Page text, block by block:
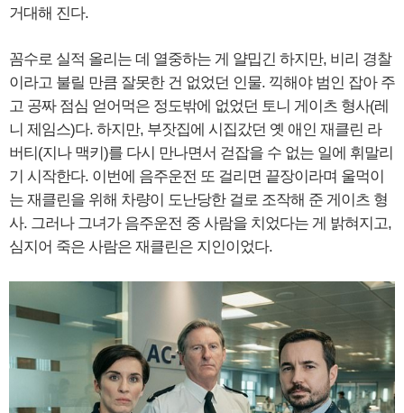
거대해 진다.
꼼수로 실적 올리는 데 열중하는 게 얄밉긴 하지만, 비리 경찰
이라고 불릴 만큼 잘못한 건 없었던 인물. 끽해야 범인 잡아 주
고 공짜 점심 얻어먹은 정도밖에 없었던 토니 게이츠 형사(레
니 제임스)다. 하지만, 부잣집에 시집갔던 옛 애인 재클린 라
버티(지나 맥키)를 다시 만나면서 걷잡을 수 없는 일에 휘말리
기 시작한다. 이번에 음주운전 또 걸리면 끝장이라며 울먹이
는 재클린을 위해 차량이 도난당한 걸로 조작해 준 게이츠 형
사. 그러나 그녀가 음주운전 중 사람을 치었다는 게 밝혀지고,
심지어 죽은 사람은 재클린은 지인이었다.